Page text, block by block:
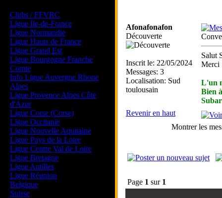
Clubs / FFVRC
Ligue Ile-de-France
Ligue Normandie
Ligue Hauts de France
Ligue Grand Est
Ligue Bourgogne Franche
Comte
Info Ligue Auvergne Rhone
Alpes
Ligue Provence Alpes Côte
d'Azur
Ligue Corse (Corse)
Ligue Occitanie
Ligue Nouvelle Aquitaine
Ligue Pays de la Loire
Ligue Centre Val de Loire
Ligue Bretagne
Ligue Antilles
Ligue Réunion
Belgique
Suisse
Afonafonafon
Découverte
Inscrit le: 22/05/2024
Messages: 3
Localisation: Sud
toulousain
Salut
Merci
L'un
Bien
Revenir en haut
Montrer les
Page 1 sur 1